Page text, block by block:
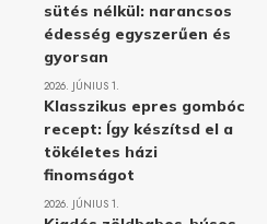
sütés nélkül: narancsos
édesség egyszerűen és
gyorsan
2026. JÚNIUS 1.
Klasszikus epres gombóc
recept: Így készítsd el a
tökéletes házi
finomságot
2026. JÚNIUS 1.